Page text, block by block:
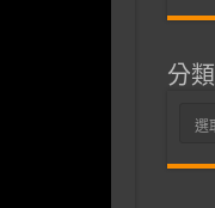
分類
分